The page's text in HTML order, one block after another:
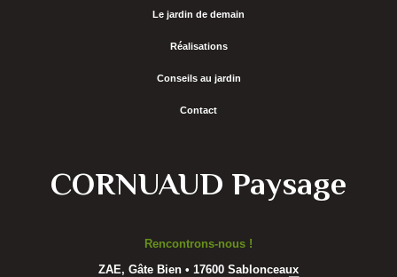
Le jardin de demain
Réalisations
Conseils au jardin
Contact
CORNUAUD Paysage
Rencontrons-nous !
ZAE, Gâte Bien • 17600 Sablonceaux